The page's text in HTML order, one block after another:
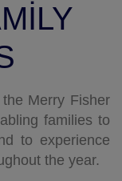
Merry Fisher
families to
to experience
the year.